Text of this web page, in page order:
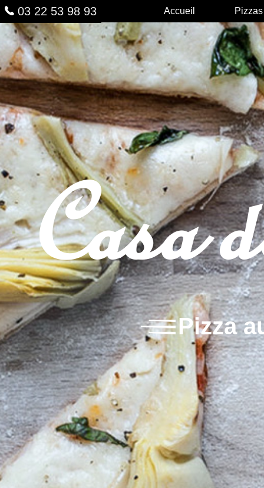
03 22 53 98 93 Accueil Pizzas
Casa
Pizza